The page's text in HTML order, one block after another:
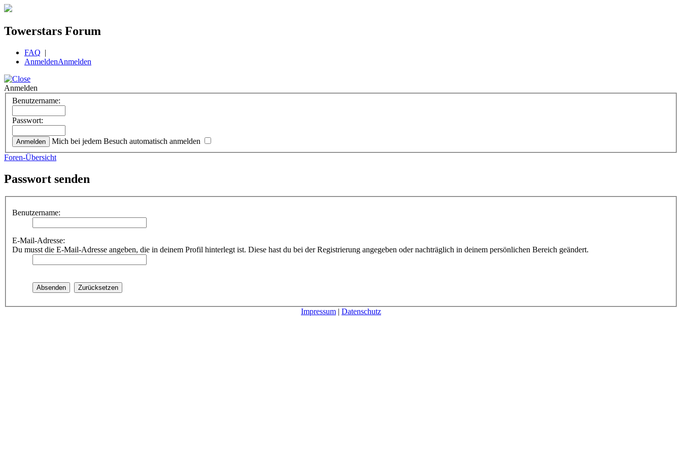
Towerstars Forum
FAQ |
AnmeldenAnmelden
Anmelden
Benutzername:
Passwort:
Mich bei jedem Besuch automatisch anmelden
Foren-Übersicht
Passwort senden
Benutzername:
E-Mail-Adresse:
Du musst die E-Mail-Adresse angeben, die in deinem Profil hinterlegt ist. Diese hast du bei der Registrierung angegeben oder nachträglich in deinem persönlichen Bereich geändert.
Impressum | Datenschutz